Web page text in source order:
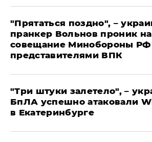
"Прятаться поздно", –
пранкер Вольнов проник на
совещание Минобороны РФ
представителями ВПК
"Три штуки залетело", –
БпЛА успешно атаковали
в Екатеринбурге